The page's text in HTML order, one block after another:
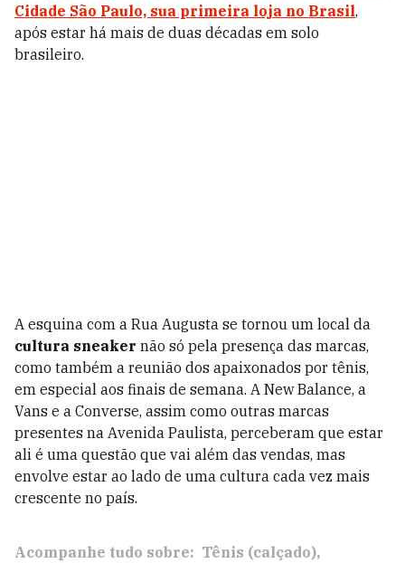
Cidade São Paulo, sua primeira loja no Brasil,
após estar há mais de duas décadas em solo
brasileiro.
A esquina com a Rua Augusta se tornou um local da
cultura sneaker não só pela presença das marcas,
como também a reunião dos apaixonados por tênis,
em especial aos finais de semana. A New Balance, a
Vans e a Converse, assim como outras marcas
presentes na Avenida Paulista, perceberam que estar
ali é uma questão que vai além das vendas, mas
envolve estar ao lado de uma cultura cada vez mais
crescente no país.
Acompanhe tudo sobre: Tênis (calçado)